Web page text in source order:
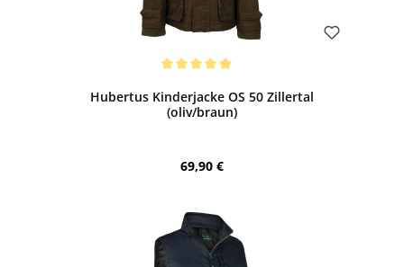
Hubertus Kinderjacke OS 50 Zillertal
(oliv/braun)
Regulärer Preis:
69,90 €